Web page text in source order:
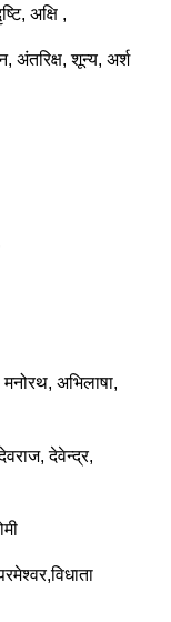
अक्षि ,
अंतरिक्ष, शून्य, अर्श
अभिलाषा,
देवेन्द्र,